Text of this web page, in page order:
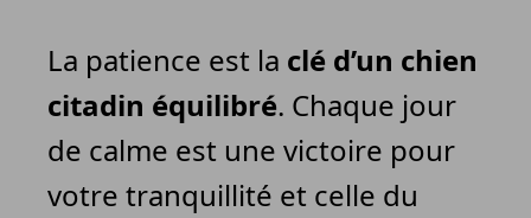
La patience est la clé d’un chien
citadin équilibré. Chaque jour
de calme est une victoire pour
votre tranquillité et celle du